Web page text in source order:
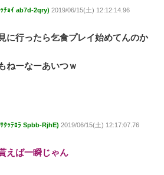
ﾁｮｲ ab7d-2qry) 2019/06/15(土) 12:12:14.96
に行ったら乞食プレイ始めてんのか
ねーなーあいつｗ
ｸｯﾃﾛﾗ Spbb-RjhE) 2019/06/15(土) 12:17:07.76
えば一瞬じゃん